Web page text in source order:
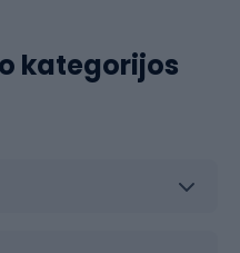
kategorijos